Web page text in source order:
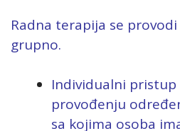
Radna terapija se
grupno.
Individualni pristup
provođenju
sa kojima osoba